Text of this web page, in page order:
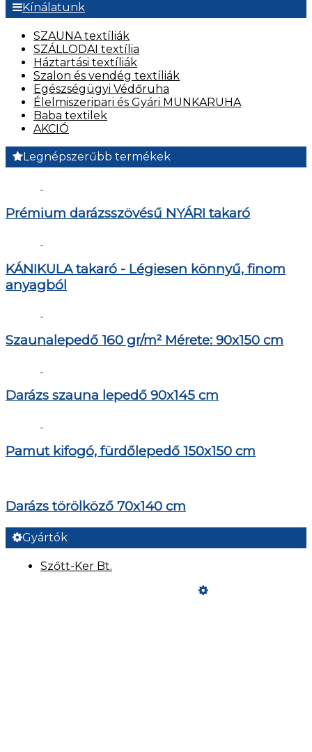
Kínálatunk
SZAUNA textíliák
SZÁLLODAI textília
Háztartási textíliák
Szalon és vendég textíliák
Egészségügyi Védőruha
Élelmiszeripari és Gyári MUNKARUHA
Baba textilek
AKCIÓ
Legnépszerűbb termékek
Prémium darázsszövésű NYÁRI takaró
KÁNIKULA takaró - Légiesen könnyű, finom
anyagból
Szaunalepedő 160 gr/m² Mérete: 90x150 cm
Darázs szauna lepedő 90x145 cm
Pamut kifogó, fürdőlepedő 150x150 cm
Darázs törölköző 70x140 cm
Gyártók
Szőtt-Ker Bt.